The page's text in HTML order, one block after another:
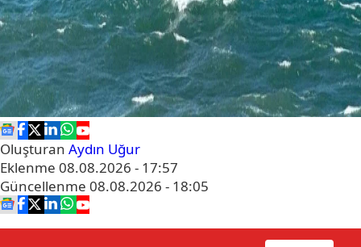
Oluşturan Aydın Uğur
Eklenme 08.08.2026 - 17:57
Güncellenme 08.08.2026 - 18:05